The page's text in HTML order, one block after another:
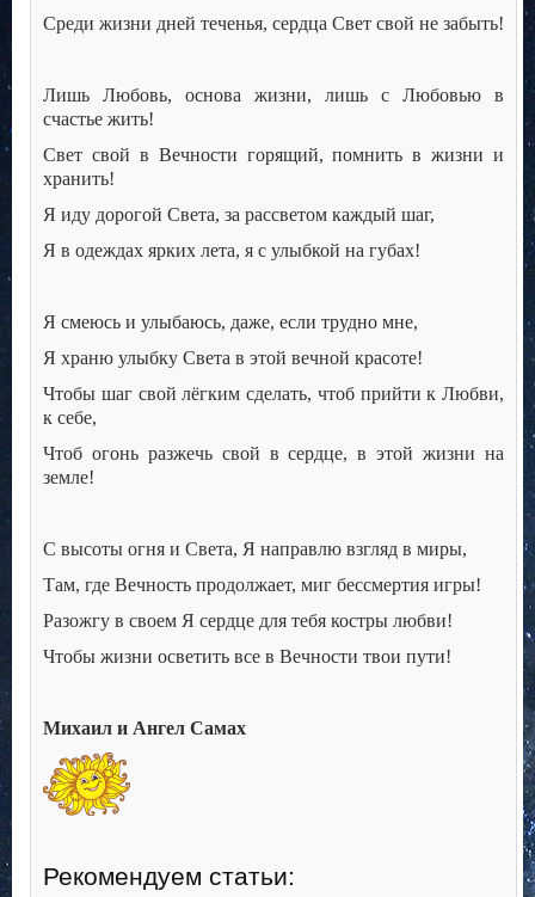
Среди жизни дней теченья, сердца Свет свой не забыть!
Лишь Любовь, основа жизни, лишь с Любовью в
счастье жить!
Свет свой в Вечности горящий, помнить в жизни и
хранить!
Я иду дорогой Света, за рассветом каждый шаг,
Я в одеждах ярких лета, я с улыбкой на губах!
Я смеюсь и улыбаюсь, даже, если трудно мне,
Я храню улыбку Света в этой вечной красоте!
Чтобы шаг свой лёгким сделать, чтоб прийти к Любви,
к себе,
Чтоб огонь разжечь свой в сердце, в этой жизни на
земле!
С высоты огня и Света, Я направлю взгляд в миры,
Там, где Вечность продолжает, миг бессмертия игры!
Разожгу в своем Я сердце для тебя костры любви!
Чтобы жизни осветить все в Вечности твои пути!
Михаил и Ангел Самах
Рекомендуем статьи: